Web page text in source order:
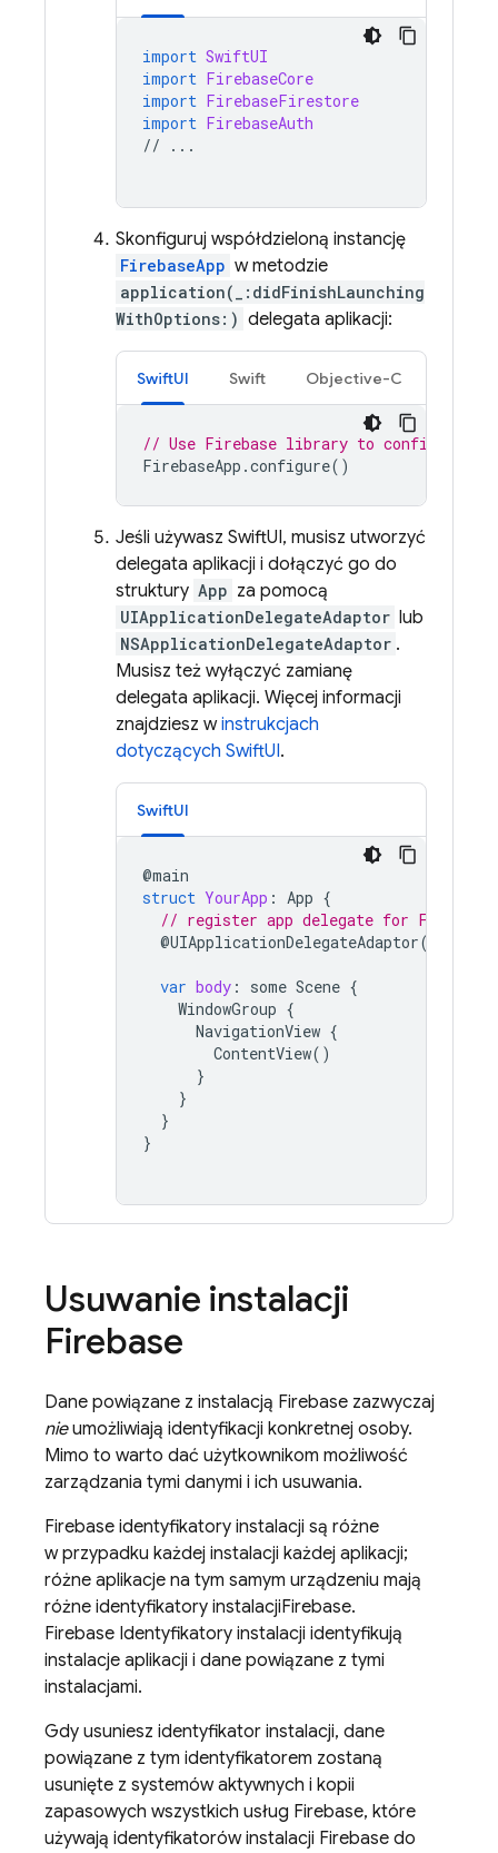
import SwiftUI
import FirebaseCore
import FirebaseFirestore
import FirebaseAuth
//
...
Skonfiguruj współdzieloną instancję
FirebaseApp w metodzie
application(_:didFinishLaunching
WithOptions:) delegata aplikacji:
SwiftUI Swift Objective-C
// Use Firebase library to configure
FirebaseApp .configure()
Jeśli używasz SwiftUI, musisz utworzyć
delegata aplikacji i dołączyć go do
struktury App za pomocą
UIApplicationDelegateAdaptor lub
NSApplicationDelegateAdaptor .
Musisz też wyłączyć zamianę
delegata aplikacji. Więcej informacji
znajdziesz winstrukcjach
dotyczących SwiftUI.
SwiftUI
@main
struct YourApp : App {
// register app delegate for Firebase
@UIApplicationDelegateAdaptor(
var body : some Scene {
WindowGroup {
NavigationView {
ContentView()
}
}
}
}
Usuwanie instalacji
Firebase
Dane powiązane z instalacją Firebase zazwyczaj
nieumożliwiają identyfikacji konkretnej osoby.
Mimo to warto dać użytkownikom możliwość
zarządzania tymi danymi i ich usuwania.
Firebase identyfikatory instalacji są różne
w przypadku każdej instalacji każdej aplikacji;
różne aplikacje na tym samym urządzeniu mają
różne identyfikatory instalacjiFirebase.
Firebase Identyfikatory instalacji identyfikują
instalacje aplikacji i dane powiązane z tymi
instalacjami.
Gdy usuniesz identyfikator instalacji, dane
powiązane z tym identyfikatorem zostaną
usunięte z systemów aktywnych i kopii
zapasowych wszystkich usług Firebase, które
używają identyfikatorów instalacji Firebase do